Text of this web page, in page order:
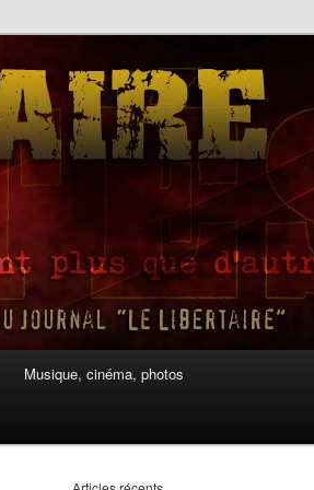
Musique, cinéma, photos